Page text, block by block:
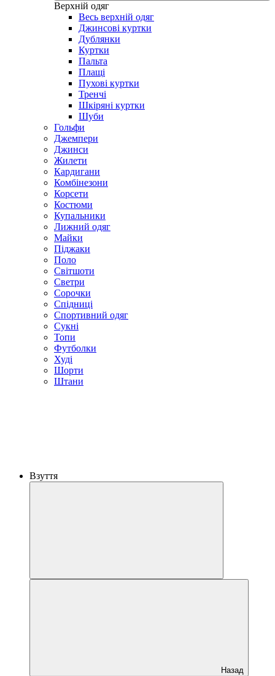
Верхній одяг
Весь верхній одяг
Джинсові куртки
Дублянки
Куртки
Пальта
Плащі
Пухові куртки
Тренчі
Шкіряні куртки
Шуби
Гольфи
Джемпери
Джинси
Жилети
Кардигани
Комбінезони
Корсети
Костюми
Купальники
Лижний одяг
Майки
Піджаки
Поло
Світшоти
Светри
Сорочки
Спідниці
Спортивний одяг
Сукні
Топи
Футболки
Худі
Шорти
Штани
Взуття
Назад